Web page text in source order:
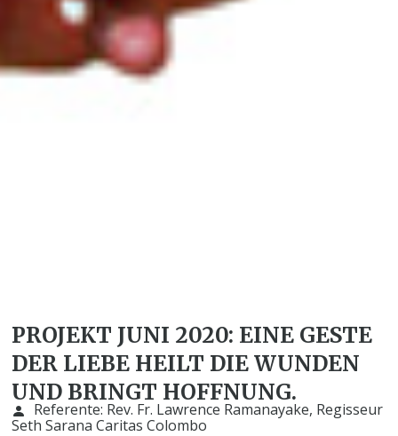
PROJEKT JUNI 2020: EINE GESTE
DER LIEBE HEILT DIE WUNDEN
UND BRINGT HOFFNUNG.
Referente: Rev. Fr. Lawrence Ramanayake, Regisseur
Seth Sarana Caritas Colombo